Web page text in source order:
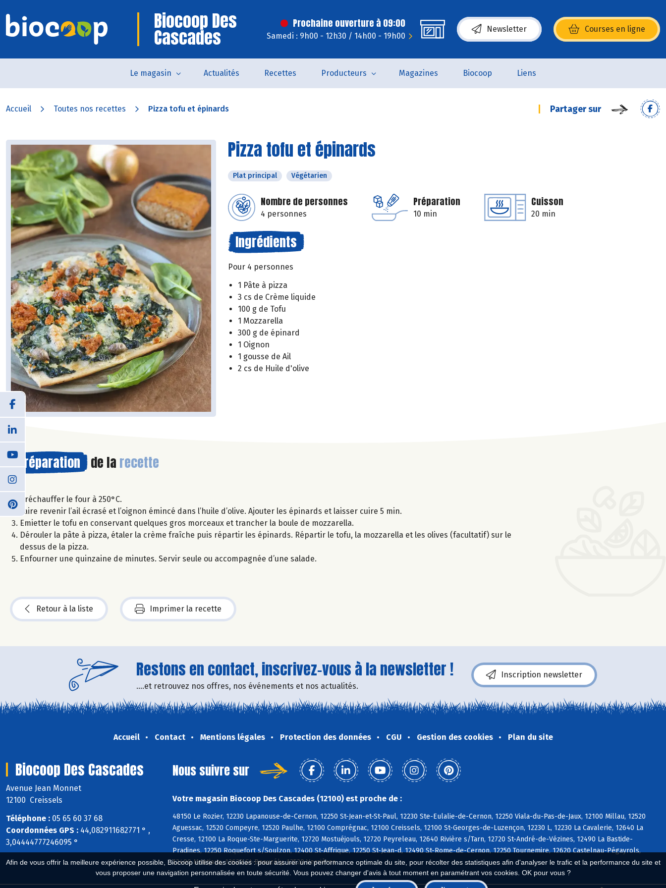
Afin de vous offrir la meilleure expérience possible, Biocoop utilise des cookies : pour assurer une performance optimale du site, pour récolter des statistiques afin d'analyser le trafic et la performance du site et
vous proposer une navigation personnalisée en toute sécurité. Vous pouvez changer d'avis à tout moment en paramétrant vos cookies. OK pour vous ?
Biocoop Des
Cascades
Prochaine ouverture à 09:00
Samedi : 9h00 - 12h30 / 14h00 - 19h00
Newsletter Courses en ligne
(s’ouvre dans une nouvelle fenêtre)
Le magasin Actualités Recettes Producteurs Magazines Biocoop Liens
Accueil Toutes nos recettes Pizza tofu et épinards Partager sur
Pizza tofu et épinards
Plat principal Végétarien
Nombre de personnes
4 personnes
Préparation
10 min
Cuisson
20 min
Ingrédients
Pour 4 personnes
1 Pâte à pizza
3 cs de Crème liquide
100 g de Tofu
1 Mozzarella
300 g de épinard
1 Oignon
1 gousse de Ail
2 cs de Huile d'olive
Préparation de la recette
Préchauffer le four à 250°C.
Faire revenir l’ail écrasé et l’oignon émincé dans l’huile d’olive. Ajouter les épinards et laisser cuire 5 min.
Emietter le tofu en conservant quelques gros morceaux et trancher la boule de mozzarella.
Dérouler la pâte à pizza, étaler la crème fraîche puis répartir les épinards. Répartir le tofu, la mozzarella et les olives (facultatif) sur le
dessus de la pizza.
Enfourner une quinzaine de minutes. Servir seule ou accompagnée d’une salade.
Retour à la liste Imprimer la recette
Restons en contact, inscrivez-vous à la newsletter !
....et retrouvez nos offres, nos événements et nos actualités.
Inscription newsletter
Accueil Contact Mentions légales Protection des données CGU Gestion des cookies Plan du site
Biocoop Des Cascades
Avenue Jean Monnet
12100 Creissels
Téléphone : 05 65 60 37 68
Coordonnées GPS : 44,082911682771 ° ,
3,04444777246095 °
Nous suivre sur
Votre magasin Biocoop Des Cascades (12100) est proche de :
48150 Le Rozier, 12230 Lapanouse-de-Cernon, 12250 St-Jean-et-St-Paul, 12230 Ste-Eulalie-de-Cernon, 12250 Viala-du-Pas-de-Jaux, 12100 Millau, 12520
Aguessac, 12520 Compeyre, 12520 Paulhe, 12100 Comprégnac, 12100 Creissels, 12100 St-Georges-de-Luzençon, 12230 L, 12230 La Cavalerie, 12640 La
Cresse, 12100 La Roque-Ste-Marguerite, 12720 Mostuéjouls, 12720 Peyreleau, 12640 Rivière s/Tarn, 12720 St-André-de-Vézines, 12490 La Bastide-
Pradines, 12250 Roquefort s/Soulzon, 12400 St-Affrique, 12250 St-Jean-d, 12490 St-Rome-de-Cernon, 12250 Tournemire, 12620 Castelnau-Pégayrols,
12490 Montjaux, 12620 St-Beauzély, 12520 Verrières